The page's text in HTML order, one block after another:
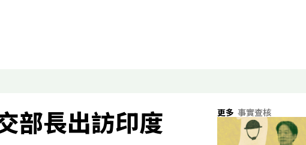
部長出訪印度
更多 事實查核